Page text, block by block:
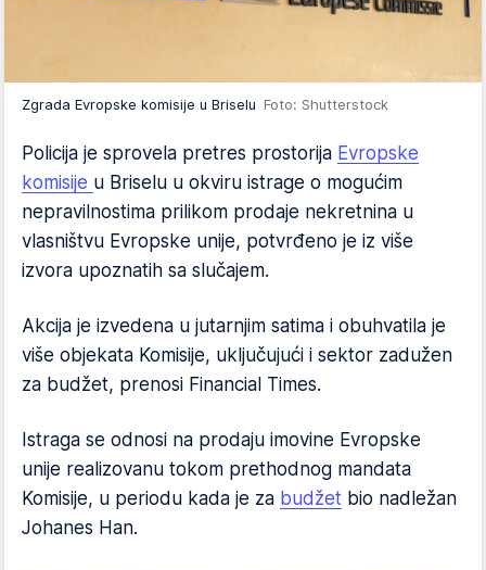
Zgrada Evropske komisije u Briselu Foto: Shutterstock
Policija je sprovela pretres prostorija Evropske
komisije u Briselu u okviru istrage o mogućim
nepravilnostima prilikom prodaje nekretnina u
vlasništvu Evropske unije, potvrđeno je iz više
izvora upoznatih sa slučajem.
Akcija je izvedena u jutarnjim satima i obuhvatila je
više objekata Komisije, uključujući i sektor zadužen
za budžet, prenosi Financial Times.
Istraga se odnosi na prodaju imovine Evropske
unije realizovanu tokom prethodnog mandata
Komisije, u periodu kada je za budžet bio nadležan
Johanes Han.